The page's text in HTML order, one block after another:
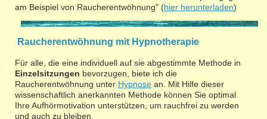
am Beispiel von Raucherentwöhnung" (hier herunterladen)
Raucherentwöhnung mit Hypnotherapie
Für alle, die eine individuell auf sie abgestimmte Methode in
Einzelsitzungen bevorzugen, biete ich die
Raucherentwöhnung unter Hypnose an. Mit Hilfe dieser
wissenschaftlich anerkannten Methode können Sie optimal
Ihre Aufhörmotivation unterstützen, um rauchfrei zu werden
und auch zu bleiben.